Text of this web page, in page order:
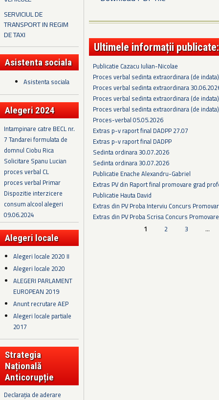
SERVICIUL DE
TRANSPORT IN REGIM
DE TAXI
Asistenta sociala
Asistenta sociala
Alegeri 2024
Intampinare catre BECL nr.
7 Tandarei formulata de
domnul Ciobu Rica
Solicitare Spanu Lucian
proces verbal CL
proces verbal Primar
Dispozitie interzicere
consum alcool alegeri
09.06.2024
Alegeri locale
Alegeri locale 2020 II
Alegeri locale 2020
ALEGERI PARLAMENT
EUROPEAN 2019
Anunt recrutare AEP
Alegeri locale partiale
2017
Strategia
Națională
Anticorupție
Declarația de aderare
Ultimele informații publicate:
Publicatie Cazacu Iulian-Nicolae
Proces verbal sedinta extraordinara (de
Proces verbal sedinta extraordinara
Proces verbal sedinta extraordinara (de
Proces verbal sedinta extraordinara (de
Proces-verbal 05.05.2026
Extras p-v raport final DADPP 27.07
Extras p-v raport final DADPP
Sedinta ordinara 30.07.2026
Sedinta ordinara 30.07.2026
Publicatie Enache Alexandru-Gabriel
Extras PV din Raport final promovare grad
Publicatie Hauta David
Extras din PV Proba Interviu Concurs
Extras din PV Proba Scrisa Concurs
1 2 3 …